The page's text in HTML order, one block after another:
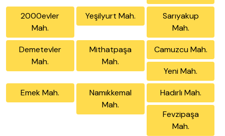
2000evler
Mah.
Yeşilyurt Mah.
Sarıyakup
Mah.
Demetevler
Mah.
Mithatpaşa
Mah.
Camuzcu Mah.
Yeni Mah.
Emek Mah.
Namıkkemal
Mah.
Hadırlı Mah.
Fevzipaşa
Mah.